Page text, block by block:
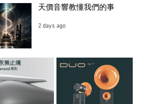
天價音響教懂我們的事
2 days ago